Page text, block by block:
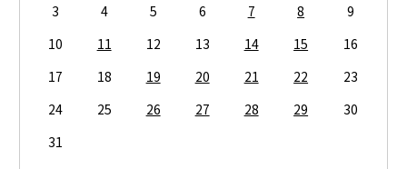
3
4 5 6 7 8
9
10
11 12 13 14 15
16
17
18 19 20 21 22
23
24
25 26 27 28 29
30
31